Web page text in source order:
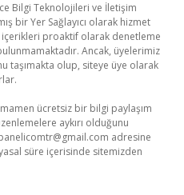
Bilgi Teknolojileri ve İletişim
bir Yer Sağlayıcı olarak hizmet
proaktif olarak denetleme
Ancak, üyelerimiz
taşımakta olup, siteye üye olarak
ücretsiz bir bilgi paylaşım
aykırı olduğunu
adresine
süre içerisinde sitemizden